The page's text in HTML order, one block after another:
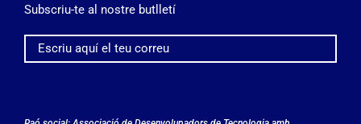
Subscriu-te al nostre butlletí